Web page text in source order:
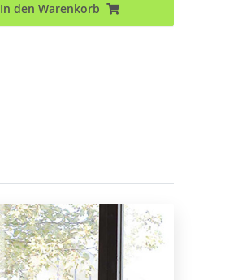
In den Warenkorb